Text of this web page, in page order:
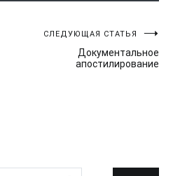
СЛЕДУЮЩАЯ СТАТЬЯ
Документальное
апостилирование